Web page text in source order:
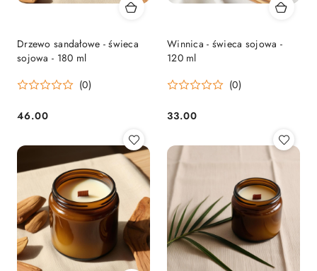
Drzewo sandałowe - świeca
sojowa - 180 ml
(0)
Cena:
46.00
Winnica - świeca sojowa -
120 ml
(0)
Cena:
33.00